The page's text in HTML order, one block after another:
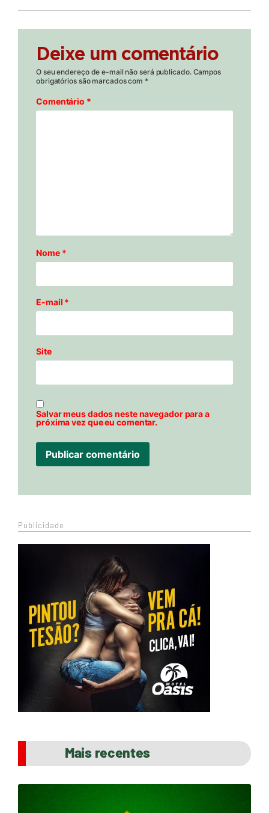
Deixe um comentário
O seu endereço de e-mail não será publicado. Campos
obrigatórios são marcados com *
Comentário *
Nome *
E-mail *
Site
Salvar meus dados neste navegador para a
próxima vez que eu comentar.
Publicidade
Mais recentes